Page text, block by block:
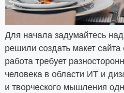
Для начала задумайтесь
решили создать макет
работа требует
человека в области ИТ и
и творческого мышления